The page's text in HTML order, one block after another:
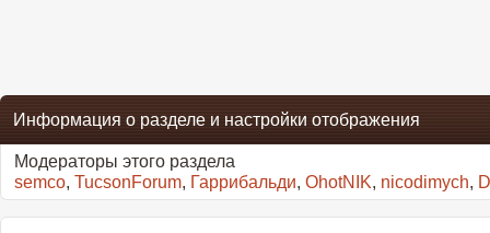
Информация о разделе и настройки отображения
Модераторы этого раздела
semco, TucsonForum, Гаррибальди, OhotNIK, nicodimych,